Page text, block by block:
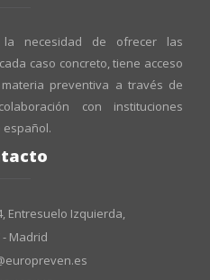
la necesidad de ofrecer las
caso concreto, tiene acceso
preventiva a través de
con instituciones
español.
Entresuelo Izquierda,
- Madrid